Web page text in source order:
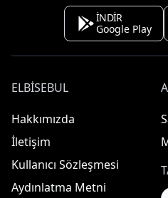
İNDİR
Google Play
ELBISEBUL
Hakkımızda
İletişim
Kullanıcı Sözleşmesi
Aydınlatma Metni